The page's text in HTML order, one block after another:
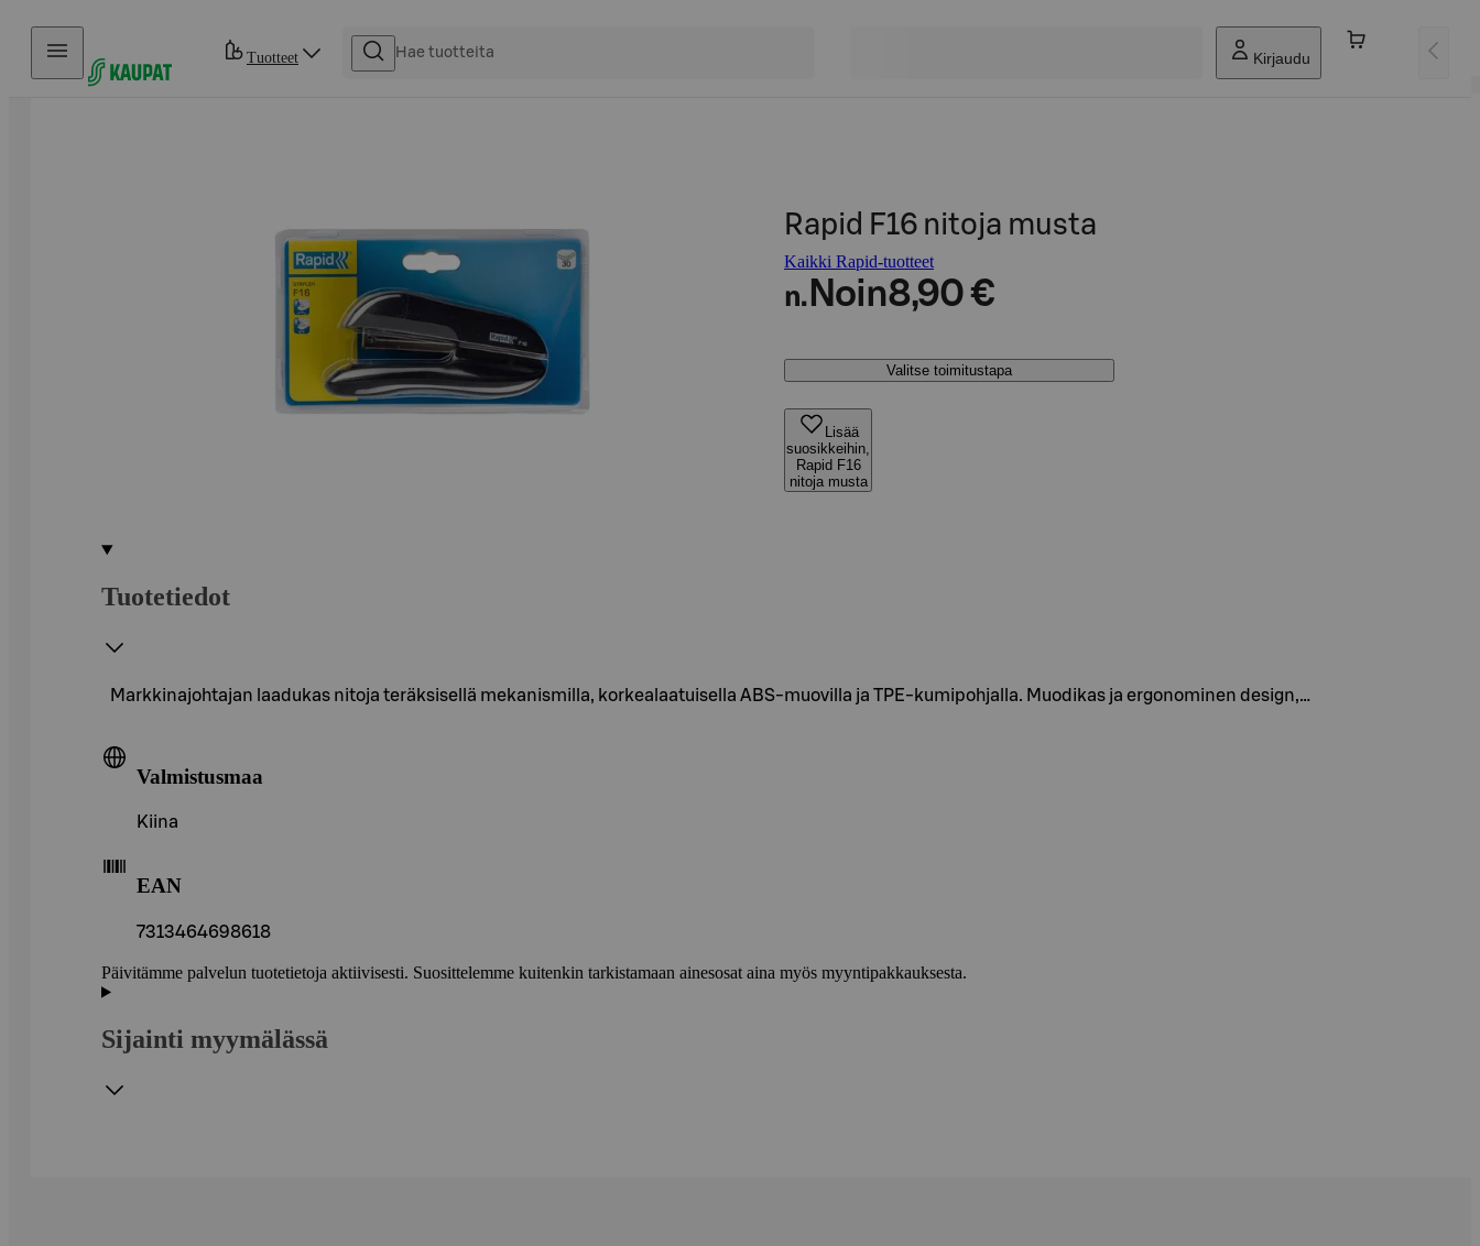
Hyppää sisältöön
Tuotteet Kirjaudu
Rapid F16 nitoja musta
Kaikki Rapid-tuotteet
n. Noin8,90 €
Valitse toimitustapa
Lisää
suosikkeihin,
Rapid F16
nitoja musta
Tuotetiedot
Markkinajohtajan laadukas nitoja teräksisellä mekanismilla, korkealaatuisella ABS-muovilla ja TPE-kumipohjalla. Muodikas ja ergonominen design,…
Valmistusmaa
Kiina
EAN
7313464698618
Päivitämme palvelun tuotetietoja aktiivisesti. Suosittelemme kuitenkin tarkistamaan ainesosat aina myös myyntipakkauksesta.
Sijainti myymälässä